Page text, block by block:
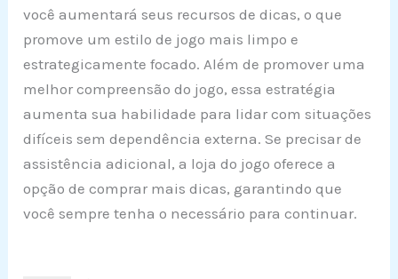
você aumentará seus recursos de dicas, o que
promove um estilo de jogo mais limpo e
estrategicamente focado. Além de promover uma
melhor compreensão do jogo, essa estratégia
aumenta sua habilidade para lidar com situações
difíceis sem dependência externa. Se precisar de
assistência adicional, a loja do jogo oferece a
opção de comprar mais dicas, garantindo que
você sempre tenha o necessário para continuar.